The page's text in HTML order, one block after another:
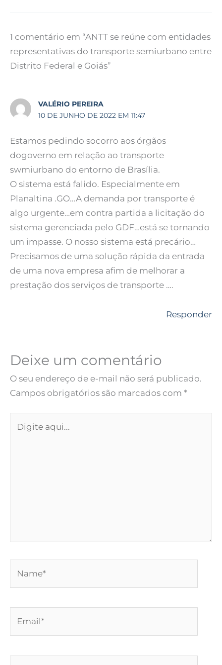
1 comentário em “ANTT se reúne com entidades
representativas do transporte semiurbano entre
Distrito Federal e Goiás”
VALÉRIO PEREIRA
10 DE JUNHO DE 2022 EM 11:47
Estamos pedindo socorro aos órgãos
dogoverno em relação ao transporte
swmiurbano do entorno de Brasília.
O sistema está falido. Especialmente em
Planaltina .GO…A demanda por transporte é
algo urgente…em contra partida a licitação do
sistema gerenciada pelo GDF…está se tornando
um impasse. O nosso sistema está precário…
Precisamos de uma solução rápida da entrada
de uma nova empresa afim de melhorar a
prestação dos serviços de transporte ….
Responder
Deixe um comentário
O seu endereço de e-mail não será publicado.
Campos obrigatórios são marcados com *
aqui...